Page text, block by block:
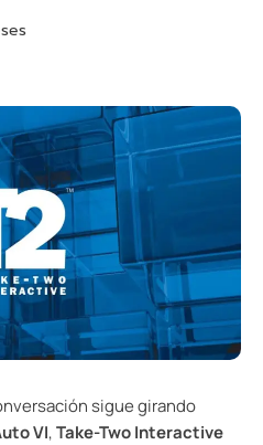
sigue girando
VI,Take-Two Interactive